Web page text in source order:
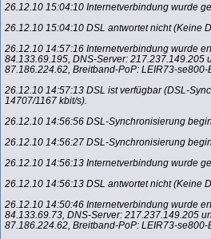
26.12.10 15:04:10 Internetverbindung wurde
26.12.10 15:04:10 DSL antwortet nicht (Keine
26.12.10 14:57:16 Internetverbindung wurde
84.133.69.195, DNS-Server: 217.237.149.205
87.186.224.62, Breitband-PoP: LEIR73-
26.12.10 14:57:13 DSL ist verfügbar (DSL-
14707/1167 kbit/s).
26.12.10 14:56:56 DSL-Synchronisierung
26.12.10 14:56:27 DSL-Synchronisierung
26.12.10 14:56:13 Internetverbindung wurde
26.12.10 14:56:13 DSL antwortet nicht (Keine
26.12.10 14:50:46 Internetverbindung wurde
84.133.69.73, DNS-Server: 217.237.149.205
87.186.224.62, Breitband-PoP: LEIR73-